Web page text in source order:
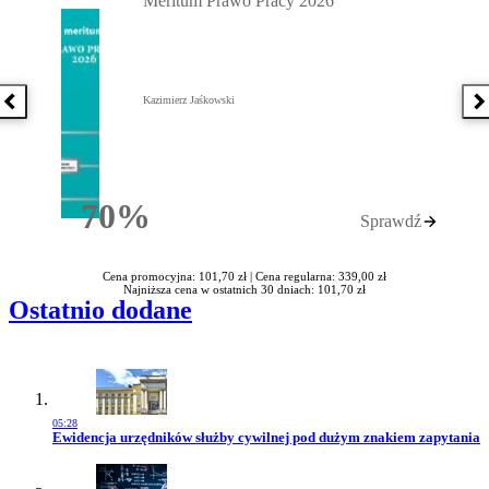
Poprzednia książka
70%Rabatu
Kazimierz Jaśkowski
Sprawdź
Cena promocyjna: 101,70 zł | Cena regularna: 339,00 zł
Najniższa cena w ostatnich 30 dniach: 101,70 zł
Ostatnio dodane
05:28
Przejdź do artykułu:
Ewidencja urzędników służby cywilnej pod dużym znakiem zapytania